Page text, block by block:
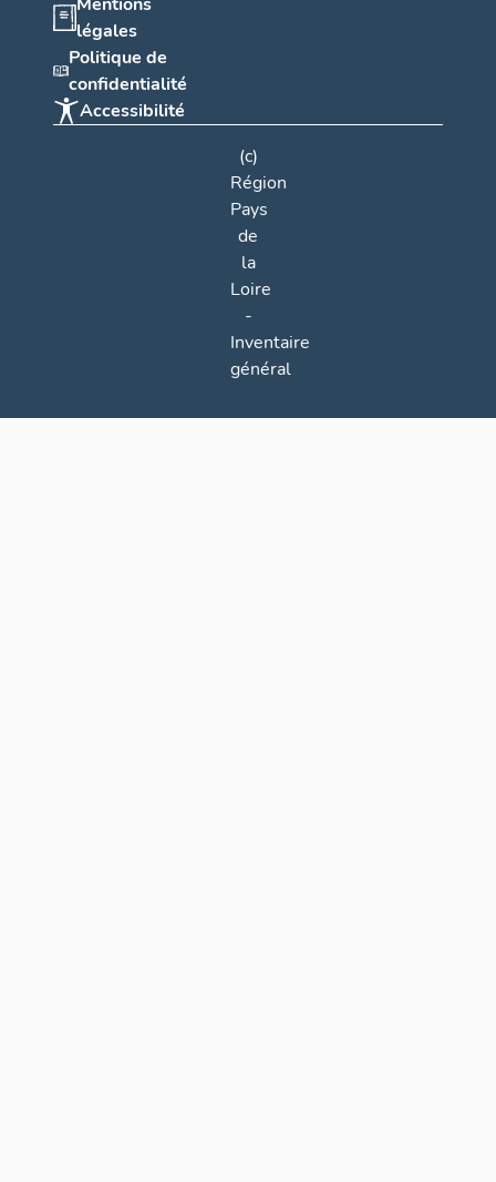
légales
Politique de
confidentialité
Accessibilité
(c)
Région
Pays
de
la
Loire
-
Inventaire
général